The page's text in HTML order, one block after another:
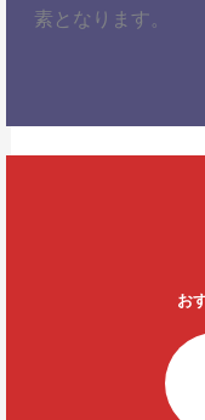
素となります。
お